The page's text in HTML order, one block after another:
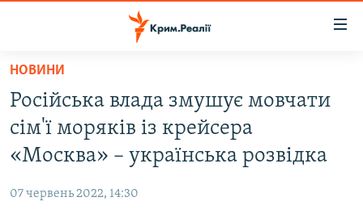
Перейти
основного
матеріалу
Перейти
до
основної
навігації
ВОДА.КРИМ
ВІДЕО ТА ФОТО
БЛОГИ
НОВИНИ
Російська влада змушує мовчати
сім'ї моряків із крейсера
«Москва» – українська розвідка
07 червень 2022, 14:30